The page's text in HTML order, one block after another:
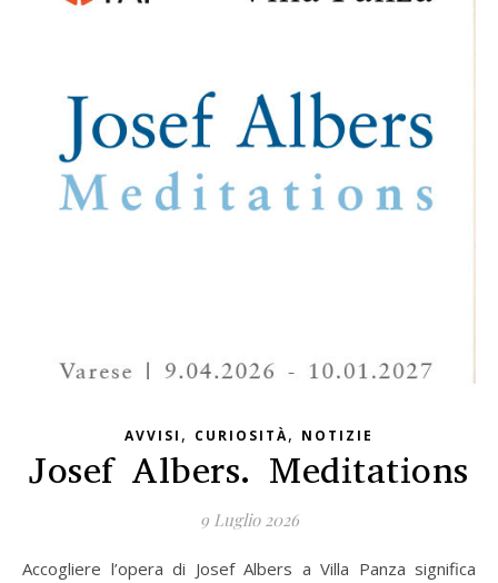
AVVISI , CURIOSITÀ, NOTIZIE
Josef Albers. Meditations
9 Luglio 2026
Accogliere l’opera di Josef Albers a Villa Panza significa